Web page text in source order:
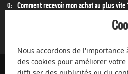
Q: Comment recevoir mon achat au plus vite
Puis-acheter à toute heure de la journée
Nous accordons de
des cookies pour améliorer